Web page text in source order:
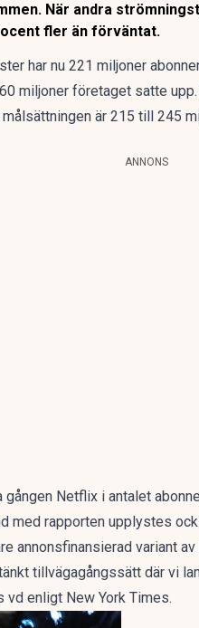
När andra
fler än förväntat.
har nu 221 miljoner
miljoner företaget satte
är 215 till 245
ANNONS
Netflix i antalet
med rapporten upplystes
annonsfinansierad variant
tillvägagångssätt där vi
vd enligt New York Times.